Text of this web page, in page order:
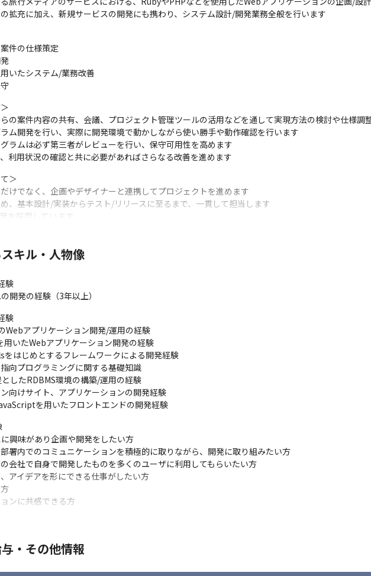
拡充に加え、新規サービスの開発にも携わり、システム設計/開発業務全般を行います
件の仕様策定
いたシステム/業務改善
の案件内容の共有、会議、プロジェクト管理ツールの活用などを通して実現方法の検討や仕様調
ム開発を行い、実際に開発環境で動かしながら使い勝手や動作確認を行います
ラムは必ず第三者がレビューを行い、保守可用性を高めます
利用状況の確認と共に必要があればさらなる改善を進めます
＞
けでなく、企画やデザイナーと連携してプロジェクトを進めます
、基本設計/実装からテスト/リリースに至るまで、一貫して担当します
を採用しています
み、魅力
リースまでをスピード感をもって行い、効果やユーザーの声を元に改善サイクルを回すことがで
内で開発を進めており、ミドルウェアやフレームワークなど比較的自由に新しい技術の導入を進め
携われるため、自身のアイデアが形にできるやりがいがあります
キル・人物像
験
開発の経験（3年以上）
験
Webアプリケーション開発/運用の経験
用いたWebアプリケーション開発の経験
をはじめとするフレームワークによる開発経験
向プログラミングに関する基礎知識
としたRDBMS環境の構築/運用の経験
向けサイト、アプリケーションの開発経験
を用いたフロントエンドの開発経験
興味があり企画や開発をしたい方
署内でのコミュニケーションを積極的に取りながら、開発に取り組みたい方
会社で自身で開発したものを多くのユーザに利用してもらいたい方
アイデアを形にできる仕事がしたい方
ンに共感できる方
情報が、一人一人の生活にもっと身近に、溶け込むように」
インターネットでもっと素敵に」
・その他情報